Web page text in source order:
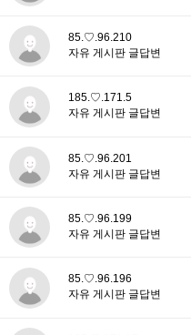
85.♡.96.210
자유 게시판 글답변
185.♡.171.5
자유 게시판 글답변
85.♡.96.201
자유 게시판 글답변
85.♡.96.199
자유 게시판 글답변
85.♡.96.196
자유 게시판 글답변